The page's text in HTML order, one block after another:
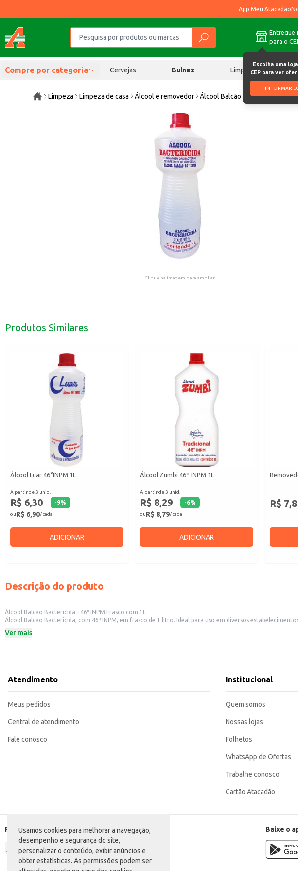
Usamos cookies para melhorar a navegação,
desempenho e segurança do site,
personalizar o conteúdo, exibir anúncios e
obter estatísticas. As permissões podem ser
App Meu Atacadão
Entregue
para o
Escolha uma
CEP para ver
INFORMAR
Compre por categoria Cervejas Bulnez Limpeza
Limpeza Limpeza de casa Álcool e removedor Álcool Balcão Bactericida
Clique na imagem para ampliar.
Produtos Similares
Álcool Luar 46°INPM 1L
A partir de 3 unid.
R$ 6,30 -9%
ouR$ 6,90/ cada
ADICIONAR
Álcool Zumbi 46º INPM 1L
A partir de 3 unid.
R$ 8,29 -6%
ouR$ 8,79/ cada
ADICIONAR
R$
Descrição do produto
Álcool Balcão Bactericida - 46º INPM Frasco com 1L
Álcool Balcão Bactericida, com 46º INPM, em frasco de 1 litro. Ideal para uso em diversos
Frasco com 1 litro.
Deixe secar naturalmente.
Para melhor resultado, certifique-se de que a superfície esteja limpa antes da aplicação.
Ver mais
Atendimento
Meus pedidos
Central de atendimento
Fale conosco
Institucional
Quem somos
Nossas lojas
Folhetos
WhatsApp de Ofertas
Trabalhe conosco
Cartão Atacadão
Formas de pagamento Baixe o